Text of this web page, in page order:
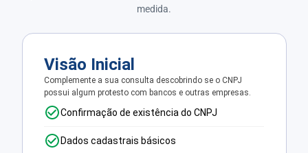
medida.
Visão Inicial
Complemente a sua consulta descobrindo se o CNPJ
possui algum protesto com bancos e outras empresas.
Confirmação de existência do CNPJ
Dados cadastrais básicos